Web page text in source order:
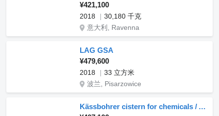
¥421,100
2018
30,180 千克
意大利, Ravenna
LAG GSA
¥479,600
2018
33 立方米
波兰, Pisarzowice
Kässbohrer cistern for chemicals / ADR